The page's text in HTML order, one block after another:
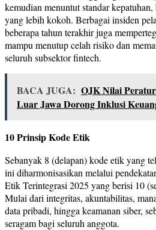
kemudian menuntut standar
yang lebih kokoh. Berbagai insiden
beberapa tahun terakhir juga
mampu menutup celah risiko dan
seluruh subsektor fintech.
BACA JUGA: OJK Nilai
Luar Jawa Dorong Inklusi
10 Prinsip Kode Etik
Sebanyak 8 (delapan) kode etik yang
ini diharmonisasikan melalui
Etik Terintegrasi 2025 yang berisi 10
Mulai dari integritas, akuntabilitas,
data pribadi, hingga keamanan siber,
seragam bagi seluruh anggota.